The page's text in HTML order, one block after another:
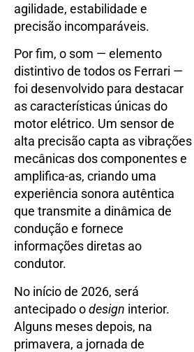
agilidade, estabilidade e
precisão incomparáveis.
Por fim, o som — elemento
distintivo de todos os Ferrari —
foi desenvolvido para destacar
as características únicas do
motor elétrico. Um sensor de
alta precisão capta as vibrações
mecânicas dos componentes e
amplifica-as, criando uma
experiência sonora autêntica
que transmite a dinâmica de
condução e fornece
informações diretas ao
condutor.
No início de 2026, será
antecipado odesign interior.
Alguns meses depois, na
primavera, a jornada de